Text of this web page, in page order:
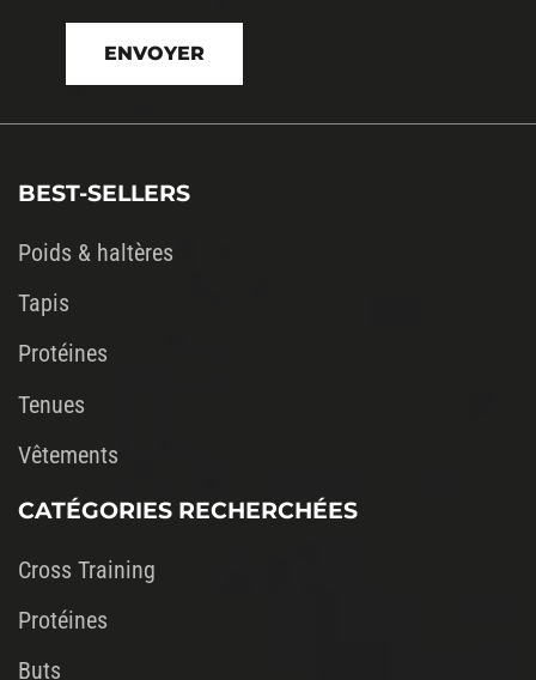
Veuillez
laisser
ce
champ
BEST-SELLERS
Poids & haltères
Tapis
Protéines
Tenues
Vêtements
CATÉGORIES RECHERCHÉES
Cross Training
Protéines
Buts